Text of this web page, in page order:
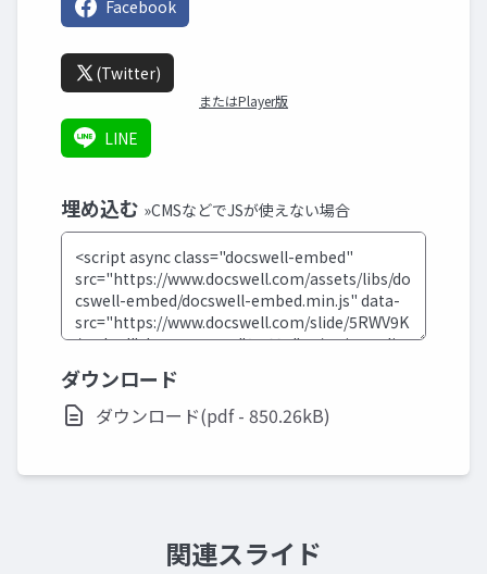
Facebook
(Twitter)
またはPlayer版
LINE
埋め込む »CMSなどでJSが使えない場合
ダウンロード
ダウンロード(pdf - 850.26kB)
関連スライド